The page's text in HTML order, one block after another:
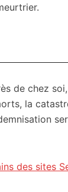
de chez
la
des sites